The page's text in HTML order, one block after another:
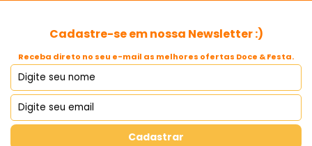
Cadastre-se em nossa Newsletter :)
Receba direto no seu e-mail as melhores ofertas Doce & Festa.
Cadastrar